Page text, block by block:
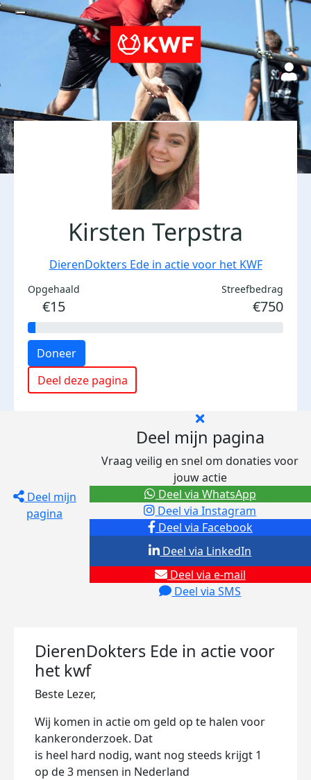
Kirsten Terpstra
DierenDokters Ede in actie voor het KWF
Opgehaald
€15
Streefbedrag
€750
Doneer
Deel deze pagina
Deel mijn
pagina
Deel mijn pagina
Vraag veilig en snel om donaties voor
jouw actie
Deel via Facebook
Deel via Instagram
Deel via e-mail
Deel via SMS
Deel via LinkedIn
Deel via WhatsApp
DierenDokters Ede in actie voor
het kwf
Beste Lezer,
Wij komen in actie om geld op te halen voor
kankeronderzoek. Dat
is heel hard nodig, want nog steeds krijgt 1
op de 3 mensen in Nederland